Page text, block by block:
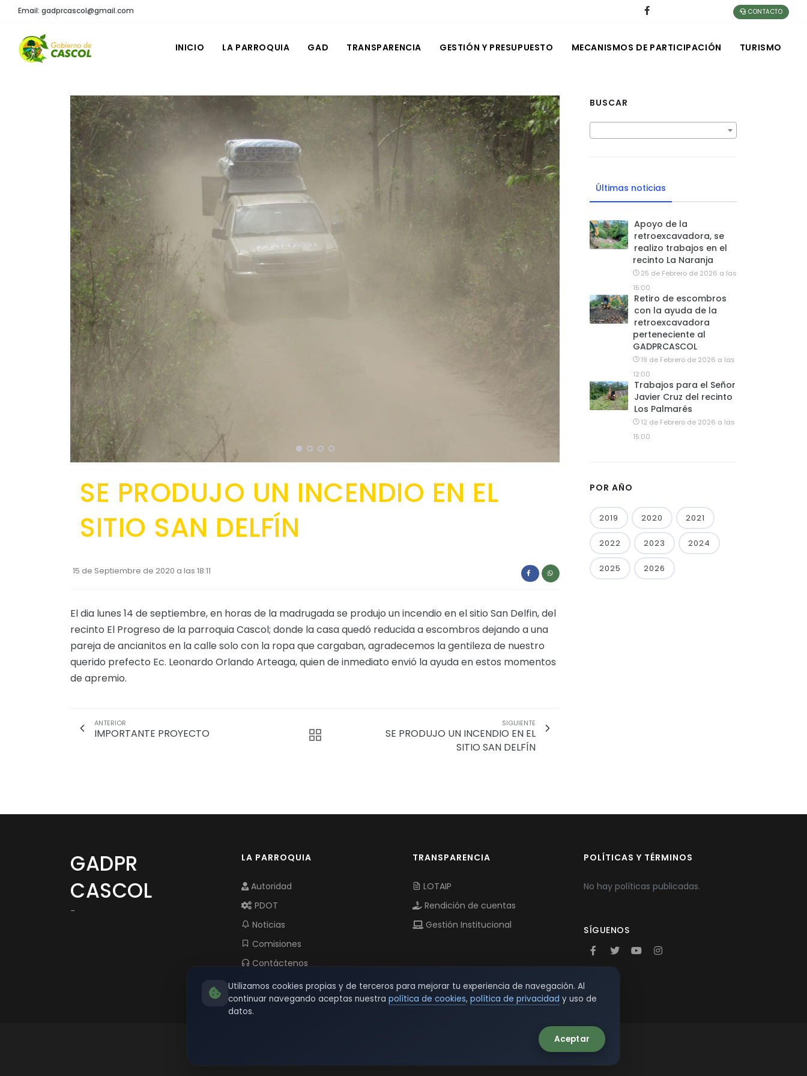
Email: gadprcascol@gmail.com CONTACTO
INICIO LA PARROQUIA GAD TRANSPARENCIA GESTIÓN Y PRESUPUESTO MECANISMOS DE PARTICIPACIÓN TURISMO
SE PRODUJO UN INCENDIO EN EL
SITIO SAN DELFÍN
15 de Septiembre de 2020 a las 18:11
El dia lunes 14 de septiembre, en horas de la madrugada se produjo un incendio en el sitio San Delfin, del
recinto El Progreso de la parroquia Cascol; donde la casa quedó reducida a escombros dejando a una
pareja de ancianitos en la calle solo con la ropa que cargaban, agradecemos la gentileza de nuestro
querido prefecto Ec. Leonardo Orlando Arteaga, quien de inmediato envió la ayuda en estos momentos
de apremio.
ANTERIOR
IMPORTANTE PROYECTO
SIGUIENTE
SE PRODUJO UN INCENDIO EN EL
SITIO SAN DELFÍN
BUSCAR
Últimas noticias
Apoyo de la
retroexcavadora, se
realizo trabajos en el
recinto La Naranja
25 de Febrero de 2026 a las
15:00
Retiro de escombros
con la ayuda de la
retroexcavadora
perteneciente al
GADPRCASCOL
19 de Febrero de 2026 a las
12:00
Trabajos para el Señor
Javier Cruz del recinto
Los Palmarés
12 de Febrero de 2026 a las
15:00
POR AÑO
2019 2020 2021
2022 2023 2024
2025 2026
GADPR
CASCOL
-
LA PARROQUIA
Autoridad
PDOT
Noticias
Comisiones
Contáctenos
TRANSPARENCIA
LOTAIP
Rendición de cuentas
Gestión Institucional
POLÍTICAS Y TÉRMINOS
No hay políticas publicadas.
SÍGUENOS
Utilizamos cookies propias y de terceros para mejorar tu experiencia de navegación. Al
continuar navegando aceptas nuestra política de cookies, política de privacidad y uso de
datos.
Aceptar